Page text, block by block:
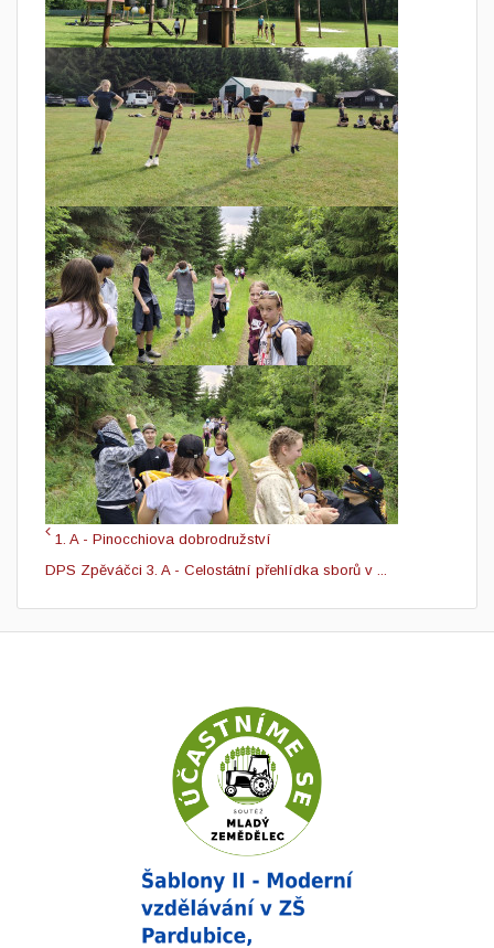
1. A - Pinocchiova dobrodružství
DPS Zpěváčci 3. A - Celostátní přehlídka sborů v ...